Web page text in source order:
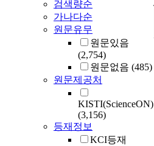
검색량순
가나다순
원문유무
원문있음
(2,754)
원문없음 (485)
원문제공처
KISTI(ScienceON)
(3,156)
등재정보
KCI등재